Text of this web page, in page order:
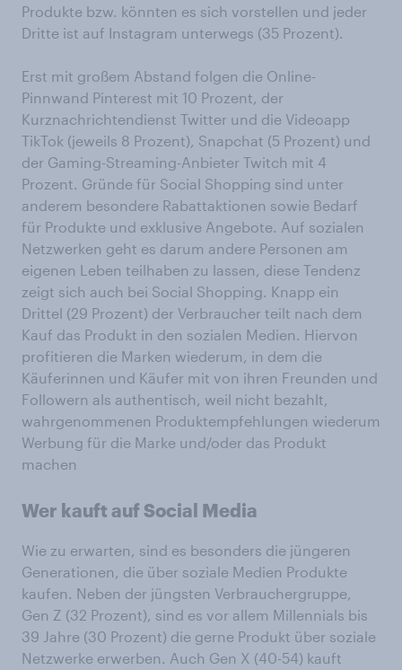
Produkte bzw. könnten es sich vorstellen und jeder
Dritte ist auf Instagram unterwegs (35 Prozent).
Erst mit großem Abstand folgen die Online-
Pinnwand Pinterest mit 10 Prozent, der
Kurznachrichtendienst Twitter und die Videoapp
TikTok (jeweils 8 Prozent), Snapchat (5 Prozent) und
der Gaming-Streaming-Anbieter Twitch mit 4
Prozent. Gründe für Social Shopping sind unter
anderem besondere Rabattaktionen sowie Bedarf
für Produkte und exklusive Angebote. Auf sozialen
Netzwerken geht es darum andere Personen am
eigenen Leben teilhaben zu lassen, diese Tendenz
zeigt sich auch bei Social Shopping. Knapp ein
Drittel (29 Prozent) der Verbraucher teilt nach dem
Kauf das Produkt in den sozialen Medien. Hiervon
profitieren die Marken wiederum, in dem die
Käuferinnen und Käufer mit von ihren Freunden und
Followern als authentisch, weil nicht bezahlt,
wahrgenommenen Produktempfehlungen wiederum
Werbung für die Marke und/oder das Produkt
machen
Wer kauft auf Social Media
Wie zu erwarten, sind es besonders die jüngeren
Generationen, die über soziale Medien Produkte
kaufen. Neben der jüngsten Verbrauchergruppe,
Gen Z (32 Prozent), sind es vor allem Millennials bis
39 Jahre (30 Prozent) die gerne Produkt über soziale
Netzwerke erwerben. Auch Gen X (40-54) kauft